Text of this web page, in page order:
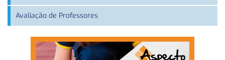
Avaliação de Professores